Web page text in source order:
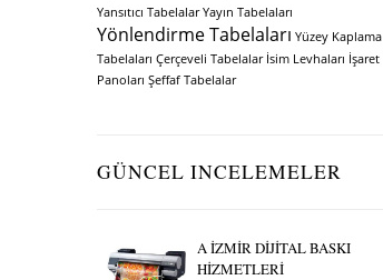
Yansıtıcı Tabelalar Yayın Tabelaları
Yönlendirme Tabelaları Yüzey Kaplama
Tabelaları Çerçeveli Tabelalar İsim Levhaları İşaret
Panoları Şeffaf Tabelalar
GÜNCEL INCELEMELER
A İZMİR DİJİTAL BASKI
HİZMETLERİ